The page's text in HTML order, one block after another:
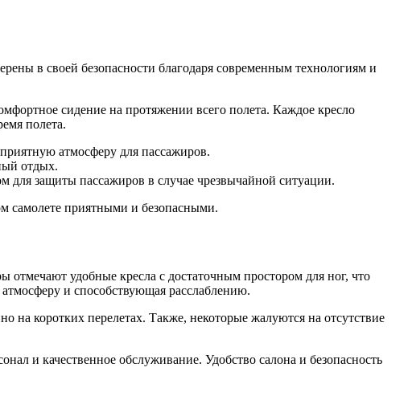
в своей безопасности благодаря современным технологиям и
сидение на протяжении всего полета. Каждое кресло
полета.
атмосферу для пассажиров.
отдых.
для защиты пассажиров в случае чрезвычайной ситуации.
самолете приятными и безопасными.
удобные кресла с достаточным простором для ног, что
и способствующая расслаблению.
на коротких перелетах. Также, некоторые жалуются на отсутствие
и качественное обслуживание. Удобство салона и безопасность